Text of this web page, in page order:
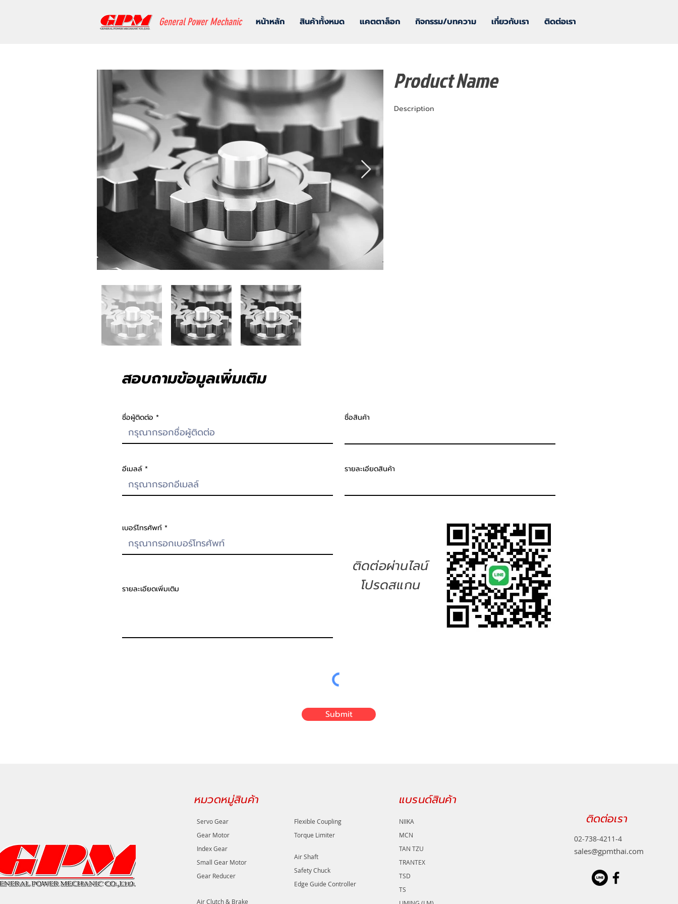
General Power Mechanic หน้าหลัก สินค้าทั้งหมด แคตตาล็อก กิจกรรม/บทความ เกี่ยวกับเรา ติดต่อเรา
Product Name
Description
สอบถามข้อมูลเพิ่มเติม
ชื่อผู้ติดต่อ ชื่อสินค้า
อีเมลล์ รายละเอียดสินค้า
เบอร์โทรศัพท์
รายละเอียดเพิ่มเติม
ติดต่อผ่านไลน์
โปรดสแกน
Submit
หมวดหมู่สินค้า
Servo Gear
Gear Motor
Index Gear
Small Gear Motor
Gear Reducer
Flexible Coupling
Torque Limiter
Air Shaft
Safety Chuck
Edge Guide Controller
Air Clutch & Brake
แบรนด์สินค้า
NIIKA
MCN
TAN TZU
TRANTEX
TSD
TS
ติดต่อเรา
02-738-4211-4
sales@gpmthai.com